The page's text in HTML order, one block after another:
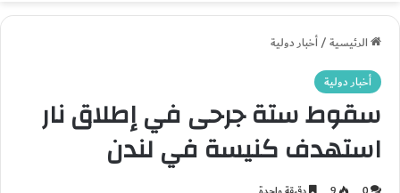
الرئيسية/أخبار دولية
أخبار دولية
سقوط ستة جرحى في إطلاق نار
استهدف كنيسة في لندن